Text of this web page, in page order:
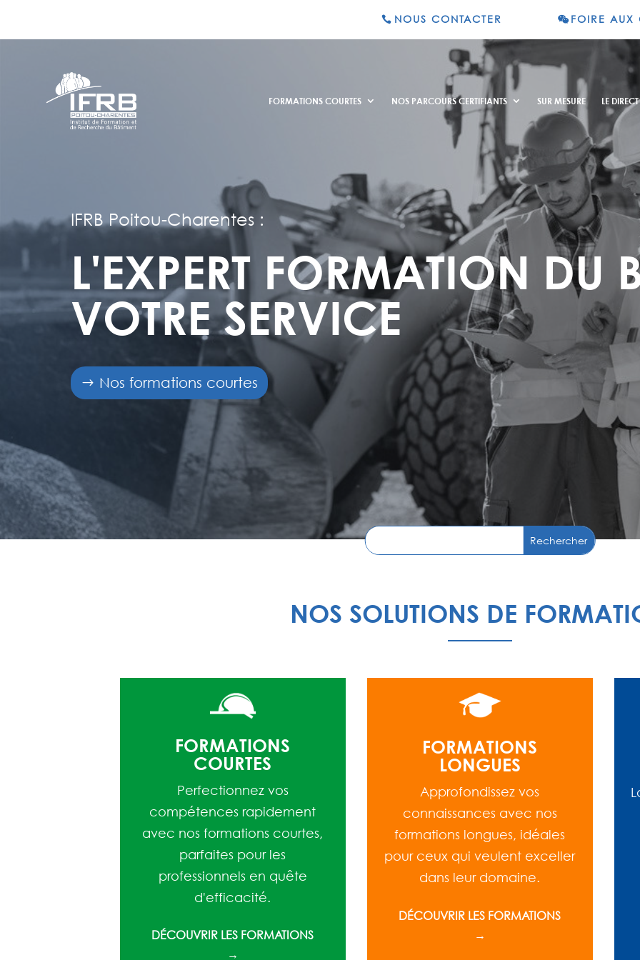
NOUS CONTACTER FOIRE AUX
FORMATIONS COURTES NOS PARCOURS CERTIFIANTS SUR MESURE LE
IFRB Poitou-Charentes :
L'EXPERT FORMATION DU
VOTRE SERVICE
Nos formations courtes
NOS SOLUTIONS DE
FORMATIONS
COURTES
Perfectionnez vos
compétences rapidement
avec nos formations courtes,
parfaites pour les
professionnels en quête
d'efficacité.
DÉCOUVRIR LES FORMATIONS
→
FORMATIONS
LONGUES
Approfondissez vos
connaissances avec nos
formations longues, idéales
pour ceux qui veulent exceller
dans leur domaine.
DÉCOUVRIR LES FORMATIONS
→